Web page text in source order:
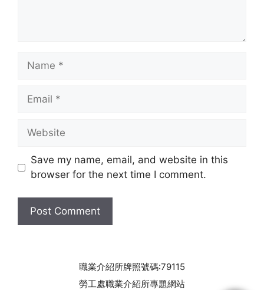
Name
Email
Website
Save my name, email, and website in this
browser for the next time I comment.
職業介紹所牌照號碼:79115
勞工處職業介紹所專題網站